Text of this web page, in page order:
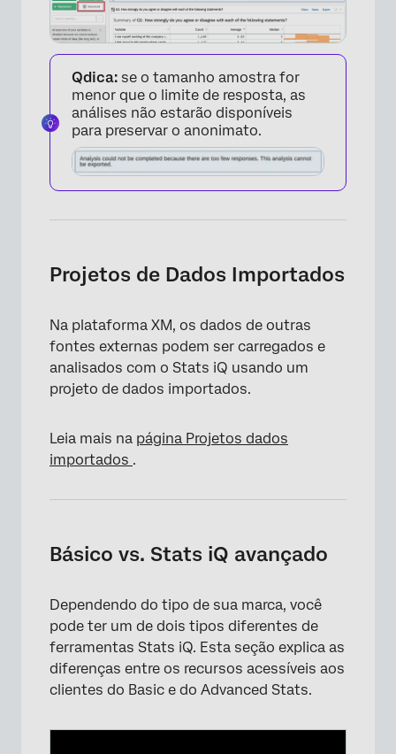
×
Qdica: se o tamanho amostra for
menor que o limite de resposta, as
análises não estarão disponíveis
para preservar o anonimato.
Projetos de Dados Importados
Na plataforma XM, os dados de outras
fontes externas podem ser carregados e
analisados com o Stats iQ usando um
projeto de dados importados.
Leia mais na página Projetos dados
importados .
Básico vs. Stats iQ avançado
Dependendo do tipo de sua marca, você
pode ter um de dois tipos diferentes de
ferramentas Stats iQ. Esta seção explica as
diferenças entre os recursos acessíveis aos
clientes do Basic e do Advanced Stats.